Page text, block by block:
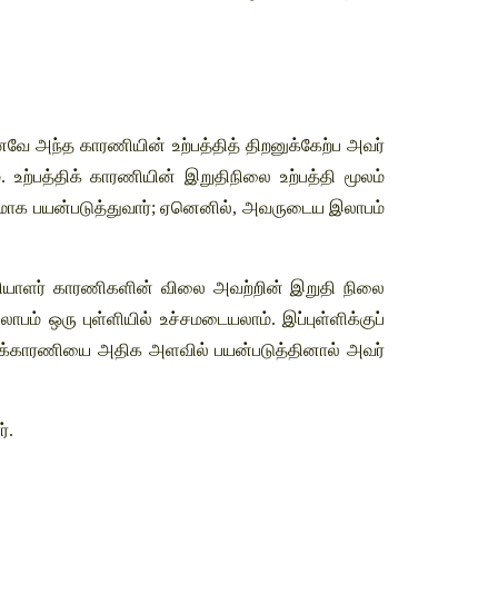
அந்த காரணியின் உற்பத்தித் திறனுக்கேற்ப அவர்
காரணியின் இறுதிநிலை உற்பத்தி மூலம்
பயன்படுத்துவார்; ஏனெனில், அவருடைய இலாபம்
காரணிகளின் விலை அவற்றின் இறுதி நிலை
ஒரு புள்ளியில் உச்சமடையலாம். இப்புள்ளிக்குப்
அதிக அளவில் பயன்படுத்தினால் அவர்